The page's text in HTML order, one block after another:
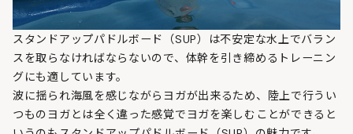
スタンドアップパドルボード（SUP）は不安定な水上でバラン
スを取らなければならないので、体幹を引き締めるトレーニン
グにも適しています。
波に揺られ海風を感じながらヨガが出来るため、陸上で行うい
つものヨガとは全く違った感覚でヨガを楽しむことができると